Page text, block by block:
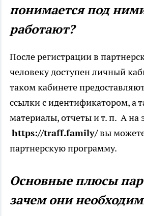
понимается под
работают?
После регистрации в
человеку доступен личный
таком кабинете
ссылки с идентификатором, а
материалы, отчеты и т. п. А на
https://traff.family/вы
партнерскую программу.
Основные плюсы
зачем они